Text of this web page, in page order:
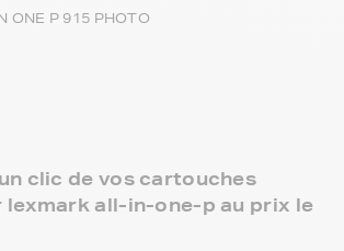
ONE P 915 PHOTO
clic de vos cartouches
lexmark all-in-one-p au prix le